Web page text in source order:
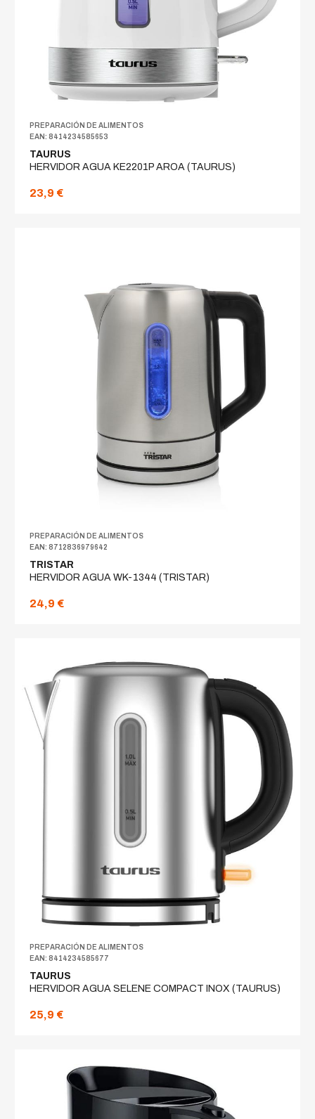
PREPARACIÓN DE ALIMENTOS
EAN: 8414234585653
TAURUS
HERVIDOR AGUA KE2201P AROA (TAURUS)
23,9 €
PREPARACIÓN DE ALIMENTOS
EAN: 8712836979642
TRISTAR
HERVIDOR AGUA WK-1344 (TRISTAR)
24,9 €
PREPARACIÓN DE ALIMENTOS
EAN: 8414234585677
TAURUS
HERVIDOR AGUA SELENE COMPACT INOX (TAURUS)
25,9 €